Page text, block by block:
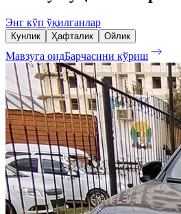
Энг кўп ўқилганлар
Кунлик Ҳафталик Ойлик
Мавзуга оидБарчасини кўриш